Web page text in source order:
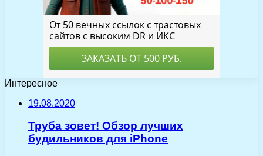
Интересное
19.08.2020
Труба зовет! Обзор лучших
будильников для iPhone